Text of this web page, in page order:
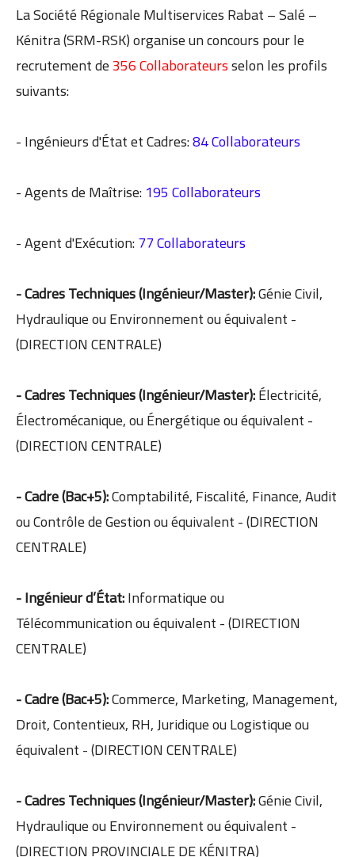
La Société Régionale Multiservices Rabat – Salé –
Kénitra (SRM-RSK) organise un concours pour le
recrutement de356 Collaborateursselon les profils
suivants:
- Ingénieurs d'État et Cadres:84 Collaborateurs
- Agents de Maîtrise:195 Collaborateurs
- Agent d'Exécution:77 Collaborateurs
- Cadres Techniques (Ingénieur/Master):Génie Civil,
Hydraulique ou Environnement ou équivalent -
(DIRECTION CENTRALE)
- Cadres Techniques (Ingénieur/Master):Électricité,
Électromécanique, ou Énergétique ou équivalent -
(DIRECTION CENTRALE)
- Cadre (Bac+5):Comptabilité, Fiscalité, Finance, Audit
ou Contrôle de Gestion ou équivalent - (DIRECTION
CENTRALE)
- Ingénieur d’État:Informatique ou
Télécommunication ou équivalent - (DIRECTION
CENTRALE)
- Cadre (Bac+5):Commerce, Marketing, Management,
Droit, Contentieux, RH, Juridique ou Logistique ou
équivalent - (DIRECTION CENTRALE)
- Cadres Techniques (Ingénieur/Master):Génie Civil,
Hydraulique ou Environnement ou équivalent -
(DIRECTION PROVINCIALE DE KÉNITRA)